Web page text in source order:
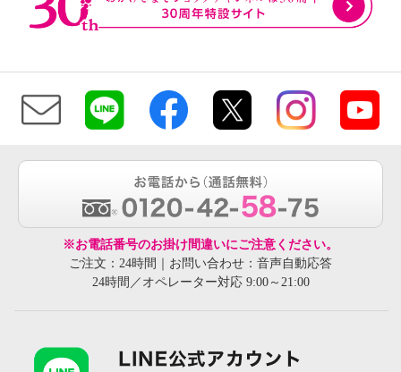
※お電話番号のお掛け間違いにご注意ください。
ご注文：24時間｜お問い合わせ：音声自動応答
24時間／オペレーター対応 9:00～21:00